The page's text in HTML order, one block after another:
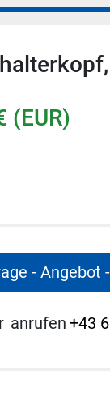
(EUR)
- Angebot
anrufen +43